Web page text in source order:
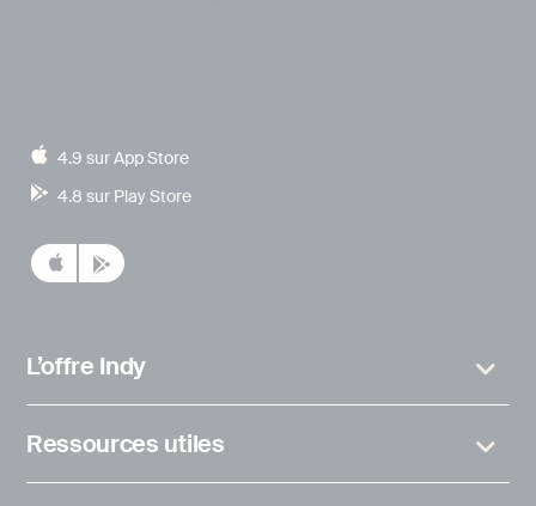
4.9 sur App Store
4.8 sur Play Store
L’offre Indy
Ressources utiles